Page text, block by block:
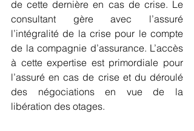
de cette dernière en cas de crise. Le
consultant gère avec l’assuré
l’intégralité de la crise pour le compte
de la compagnie d’assurance. L’accès
à cette expertise est primordiale pour
l’assuré en cas de crise et du déroulé
des négociations en vue de la
libération des otages.